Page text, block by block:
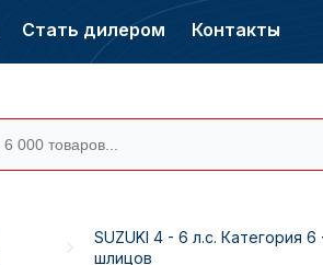
Стать дилером Контакты
SUZUKI 4 - 6 л.с. Категория 6
шлицов